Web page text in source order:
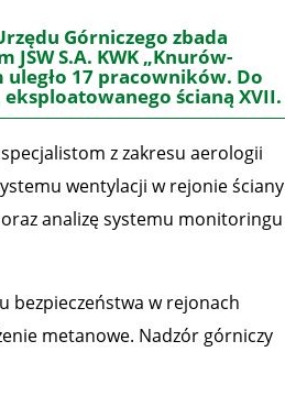
Górniczego zbada
S.A. KWK „Knurów-
uległo 17 pracowników. Do
ścianą XVII.
z zakresu aerologii
wentylacji w rejonie ściany
analizę systemu monitoringu
bezpieczeństwa w rejonach
metanowe. Nadzór górniczy